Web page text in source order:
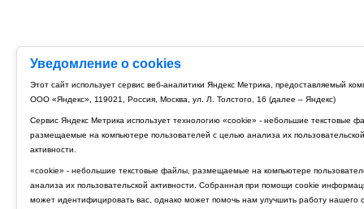
Уведомление о cookies
Этот сайт использует сервис веб-аналитики Яндекс Метрика, предоставляемый
ООО «Яндекс», 119021, Россия, Москва, ул. Л. Толстого, 16 (далее – Яндекс)
Сервис Яндекс Метрика использует технологию «cookie» - небольшие текстовые
размещаемые на компьютере пользователей с целью анализа их пользовательской
активности.
«cookie» - небольшие текстовые файлы, размещаемые на компьютере
анализа их пользовательской активности. Собранная при помощи cookie
может идентифицировать вас, однако может помочь нам улучшить работу нашего